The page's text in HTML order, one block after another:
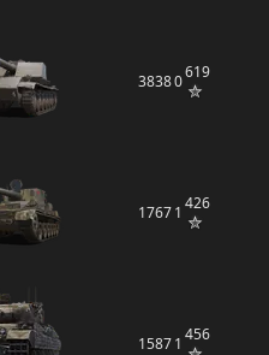
38380619
17671 426
15871 456